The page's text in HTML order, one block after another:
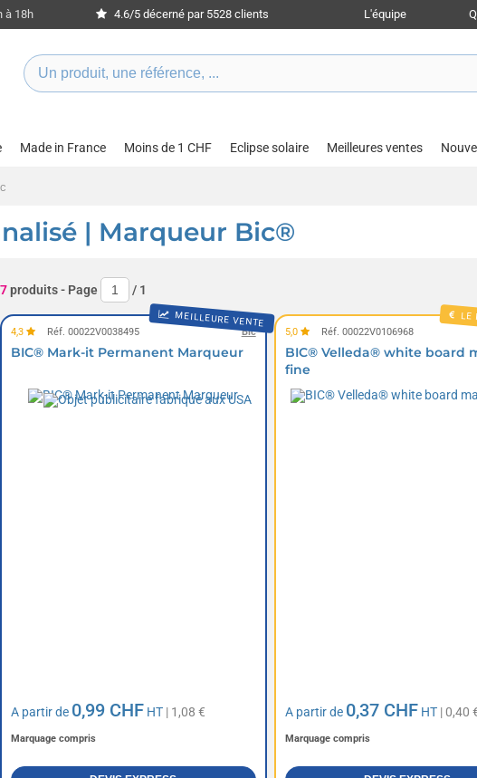
à 18h 4.6/5 décerné par 5528 clients L'équipe
Made in France Moins de 1 CHF Eclipse solaire Meilleures ventes
| Marqueur Bic®
7produits- Page / 1
MEILLEURE VENTE
Bic
4,3 Réf. 00022V0038495
BIC® Mark-it Permanent Marqueur
A partir de 0,99 CHF HT | 1,08 €
Marquage compris
LE
5,0 Réf. 00022V0106968
BIC® Velleda® white board
fine
A partir de 0,37 CHF HT| 0,40
Marquage compris